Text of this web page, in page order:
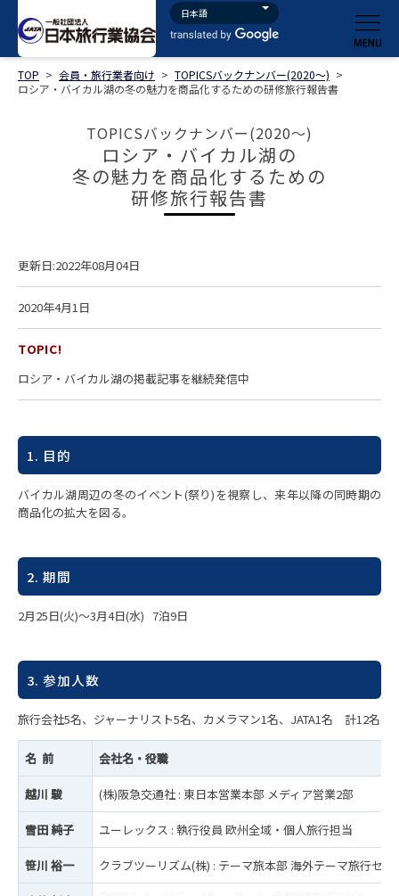
TOP > 会員・旅行業者向け > TOPICSバックナンバー(2020～) >
ロシア・バイカル湖の冬の魅力を商品化するための研修旅行報告書
TOPICSバックナンバー(2020～)
ロシア・バイカル湖の
冬の魅力を商品化するための
研修旅行報告書
更新日:2022年08月04日
2020年4月1日
TOPIC!
ロシア・バイカル湖の掲載記事を継続発信中
1. 目的
バイカル湖周辺の冬のイベント(祭り)を視察し、来年以降の同時期の
商品化の拡大を図る。
2. 期間
2月25日(火)～3月4日(水) 7泊9日
3. 参加人数
旅行会社5名、ジャーナリスト5名、カメラマン1名、JATA1名 計12名
名 前 会社名・役職
越川 駿 (株)阪急交通社 : 東日本営業本部 メディア営業2部
雪田 純子 ユーレックス : 執行役員 欧州全域・個人旅行担当
笹川 裕一 クラブツーリズム(株) : テーマ旅本部 海外テーマ旅行セン